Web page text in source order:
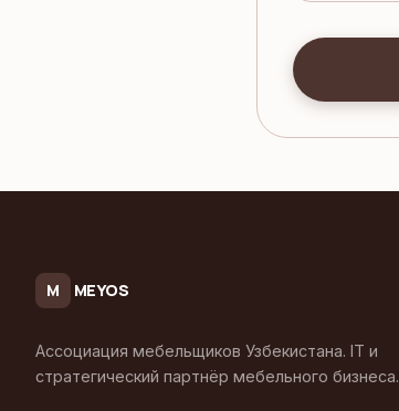
M MEYOS
Ассоциация мебельщиков Узбекистана. IT и
стратегический партнёр мебельного бизнеса.